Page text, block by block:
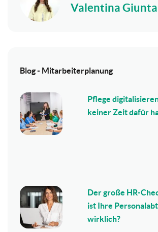
Valentina Giunta
Blog - Mitarbeiterplanung
Pflege
keiner Zeit dafür
Der große HR-
ist Ihre
wirklich?